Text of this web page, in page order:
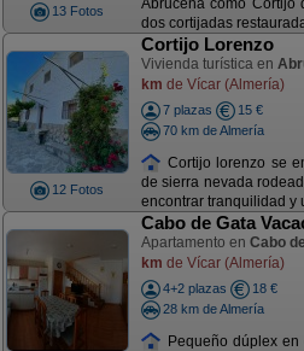
13 Fotos
Abrucena como Cortijo
dos cortijadas
12 Fotos
Cortijo Lorenzo
Vivienda turística en
km de Vícar (Almería)
7 plazas
15 €
70 km de Almería
Cortijo lorenzo se
de sierra nevada
encontrar tranquilidad y
Cabo de Gata
Apartamento en Cabo
km de Vícar (Almería)
4+2 plazas
18 €
28 km de Almería
Pequeño dúplex